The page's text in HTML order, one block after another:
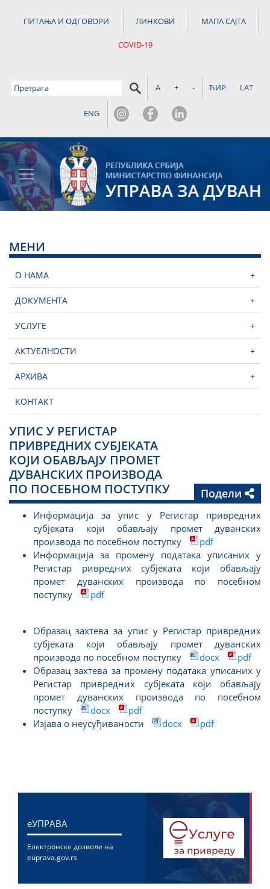
ПИТАЊА И ОДГОВОРИ ЛИНКОВИ МАПА САЈТА
COVID-19
A + - ЋИР LAT
ENG
МЕНИ
О НАМА +
ДОКУМЕНТА +
УСЛУГЕ +
АКТУЕЛНОСТИ +
АРХИВА +
КОНТАКТ
УПИС У РЕГИСТАР
ПРИВРЕДНИХ СУБЈЕКАТА
КОЈИ ОБАВЉАЈУ ПРОМЕТ
ДУВАНСКИХ ПРОИЗВОДА
ПО ПОСЕБНОМ ПОСТУПКУ
Подели
Информација за упис у Регистар привредних
субјеката који обављају промет дуванских
производа по посебном поступку
pdf
Информација за промену података уписаних у
Регистар ривредних субјеката који обављају
промет дуванских производа по посебном
поступку
pdf
Образац захтева за упис у Регистар привредних
субјеката који обављају промет дуванских
производа по посебном поступку
docx
pdf
Образац захтева за промену података уписаних у
Регистар привредних субјеката који обављају
промет дуванских производа по посебном
поступку
docx
pdf
Изјава о неусуђиваности
docx pdf
eУПРАВА
Електронске дозволе на
euprava.gov.rs